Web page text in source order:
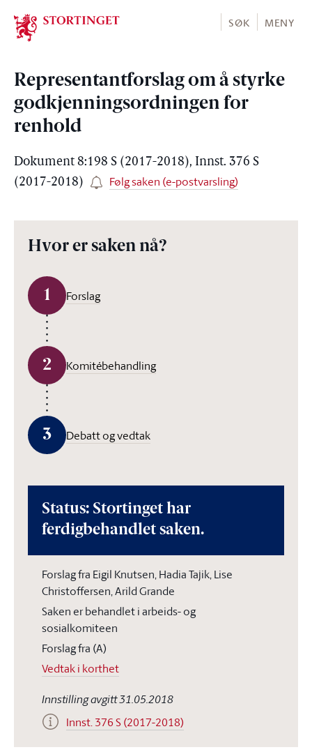
Stortinget.no
SØK MENY
Representantforslag om å styrke
godkjenningsordningen for
renhold
Dokument 8:198 S (2017-2018), Innst. 376 S
(2017-2018)
Følg saken (e-postvarsling)
Hvor er saken nå?
1 Forslag
2 Komitébehandling
3 Debatt og vedtak
Status: Stortinget har
ferdigbehandlet saken.
Forslag fra Eigil Knutsen, Hadia Tajik, Lise
Christoffersen, Arild Grande
Saken er behandlet i arbeids- og
sosialkomiteen
Forslag fra (A)
Vedtak i korthet
Innstilling avgitt 31.05.2018
Innst. 376 S (2017-2018)